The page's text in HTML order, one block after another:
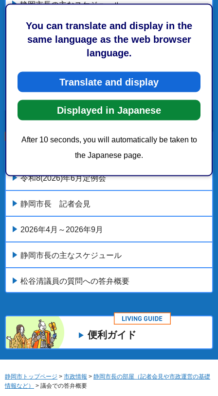
You can translate and display in the
same language as the web browser
language.
Translate and display
Displayed in Japanese
After 10 seconds, you will automatically be taken to
the Japanese page.
静岡市長の主なスケジュール
静岡市長の交際費執行状況等
議会での答弁概要
もっとみる
こちらの記事も読まれています。
令和8(2026)年6月定例会
静岡市長 記者会見
2026年4月～2026年9月
静岡市長の主なスケジュール
松谷清議員の質問への答弁概要
便利ガイド
静岡市トップページ > 市政情報 > 静岡市長の部屋（記者会見や市政運営の基礎
情報など）
> 議会での答弁概要